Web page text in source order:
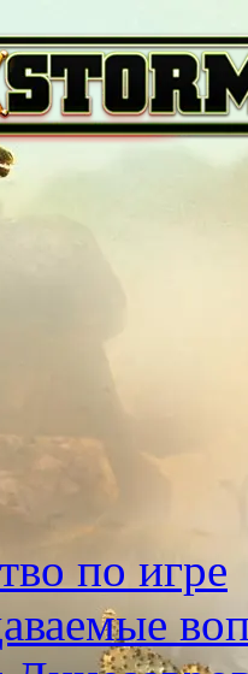
по игре